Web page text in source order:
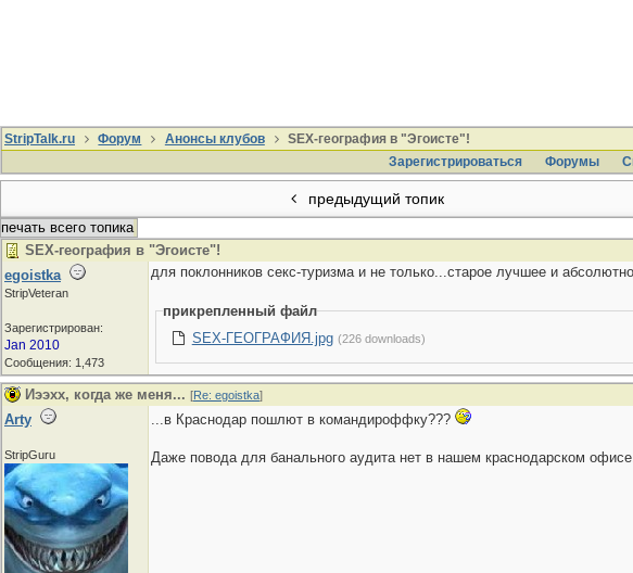
StripTalk.ru Форум Анонсы клубов
SEX-география в "Эгоисте"!
Зарегистрироваться
Форумы
предыдущий топик
печать всего топика
SEX-география в "Эгоисте"!
egoistka
StripVeteran
Зарегистрирован:
Jan 2010
Сообщения: 1,473
для поклонников секс-туризма и не только...старое лучшее и
прикрепленный файл
SEX-ГЕОГРАФИЯ.jpg (226 downloads)
Иээхх, когда же меня... [Re: egoistka]
Arty
StripGuru
...в Краснодар пошлют в командироффку???
Даже повода для банального аудита нет в нашем краснодарском